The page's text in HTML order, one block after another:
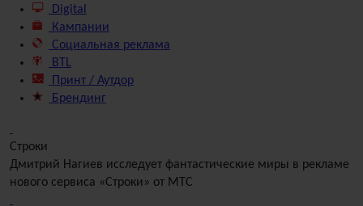
Digital
Кампании
Социальная реклама
BTL
Принт / Аутдор
Брендинг
Строки
Дмитрий Нагиев исследует фантастические миры в рекламе
нового сервиса «Строки» от МТС